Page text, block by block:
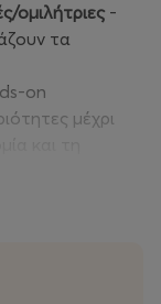
ομιλήτριες -
τα
on
μέχρι
& Partners